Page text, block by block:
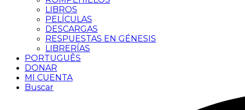
LIBROS
PELÍCULAS
DESCARGAS
RESPUESTAS EN GÉNESIS
LIBRERÍAS
PORTUGUÊS
DONAR
MI CUENTA
Buscar